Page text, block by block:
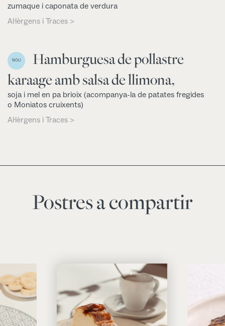
zumaque i caponata de verdura
Al·lèrgens i Traces >
NOU
Hamburguesa de pollastre
karaage amb salsa de llimona,
soja i mel en pa brioix (acompanya-la de patates fregides
o Moniatos cruixents)
Al·lèrgens i Traces >
Postres a compartir